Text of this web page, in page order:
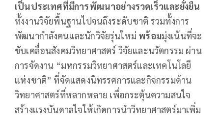
เป็นประเทศที่มีการพัฒนาอย่างรวดเร็วและยั่งยืน
ทั้งงานวิจัยพื้นฐานไปจนถึงระดับชาติ รวมทั้งการ
พัฒนากำลังคนและนักวิจัยรุ่นใหม่ พร้อมมุ่งเน้นที่จะ
ขับเคลื่อนสังคมวิทยาศาสตร์ วิจัยและนวัตกรรม ผ่าน
การจัดงาน “มหกรรมวิทยาศาสตร์และเทคโนโลยี
แห่งชาติ” ที่จัดแสดงนิทรรศการและกิจกรรมด้าน
วิทยาศาสตร์ที่หลากหลาย เพื่อกระตุ้นความสนใจ
สร้างแรงบันดาลใจให้เกิดการนำวิทยาศาสตร์มาเพิ่ม